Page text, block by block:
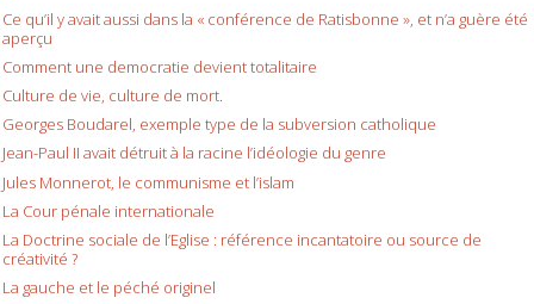
Ce qu’il y avait aussi dans la « conférence de Ratisbonne », et n’a guère été
aperçu
Comment une democratie devient totalitaire
Culture de vie, culture de mort.
Georges Boudarel, exemple type de la subversion catholique
Jean-Paul II avait détruit à la racine l’idéologie du genre
Jules Monnerot, le communisme et l’islam
La Cour pénale internationale
La Doctrine sociale de l’Eglise : référence incantatoire ou source de
créativité ?
La gauche et le péché originel